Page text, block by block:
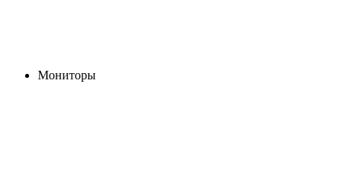
Мониторы